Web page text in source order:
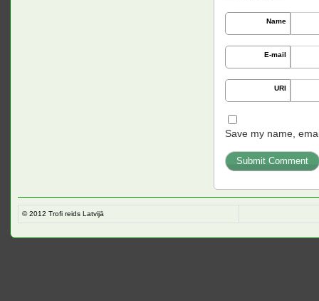
Name
E-mail
URI
Save my name,
© 2012 Trofi reids Latvijā